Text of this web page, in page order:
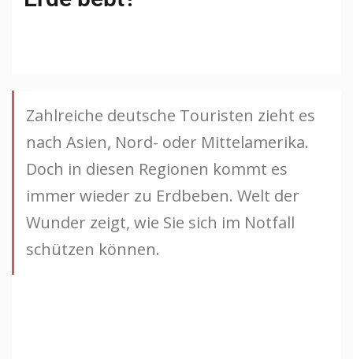
Zahlreiche deutsche Touristen zieht es
nach Asien, Nord- oder Mittelamerika.
Doch in diesen Regionen kommt es
immer wieder zu Erdbeben. Welt der
Wunder zeigt, wie Sie sich im Notfall
schützen können.